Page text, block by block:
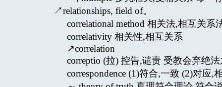
↗relationships, field of。
correlational method 相关法,相互关系
correlativity 相关性,相互关系
↗correlation
correptio (拉) 控告,谴责 受教会弃绝
correspondence (1)符合,一致 (2)对应,